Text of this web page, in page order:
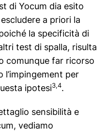
di Yocum dia esito
a priori la
la specificità di
test di spalla, risulta
comunque far ricorso
l’impingement per
ipotesi3,4.
sensibilità e
vediamo